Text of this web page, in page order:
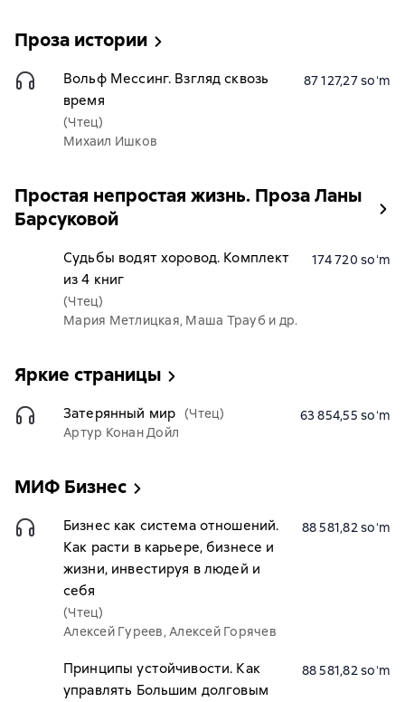
Проза истории
Вольф Мессинг. Взгляд сквозь
время
(Чтец)
Михаил Ишков
87 127,27 soʻm
Простая непростая жизнь. Проза Ланы
Барсуковой
Судьбы водят хоровод. Комплект
из 4 книг
(Чтец)
Мария Метлицкая, Маша Трауб и др.
174 720 soʻm
Яркие страницы
Затерянный мир (Чтец)
Артур Конан Дойл
63 854,55 soʻm
МИФ Бизнес
Бизнес как система отношений.
Как расти в карьере, бизнесе и
жизни, инвестируя в людей и
себя
(Чтец)
Алексей Гуреев, Алексей Горячев
88 581,82 soʻm
Принципы устойчивости. Как
управлять Большим долговым
88 581,82 soʻm